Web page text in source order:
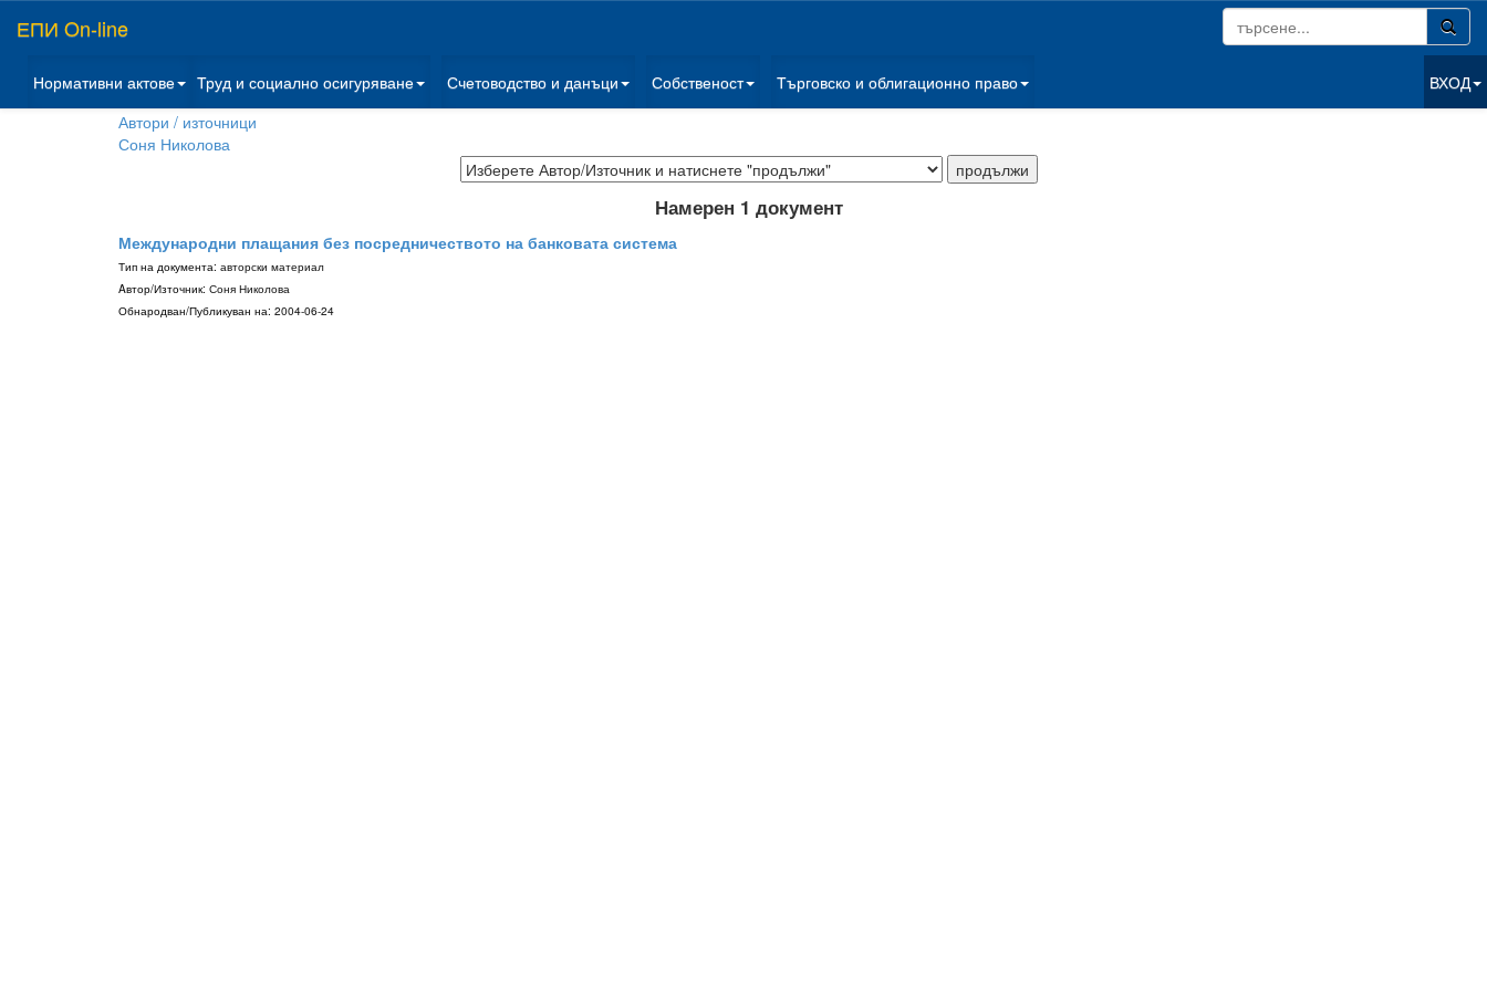
ЕПИ On-line
Нормативни актове Труд и социално осигуряване Счетоводство и данъци Собственост Търговско и облигационно право
ВХОД
Автори / източници
Соня Николова
Намерен 1 документ
Международни плащания без посредничеството на банковата система
Тип на документа: авторски материал
Aвтор/Източник: Соня Николова
Обнародван/Публикуван на: 2004-06-24